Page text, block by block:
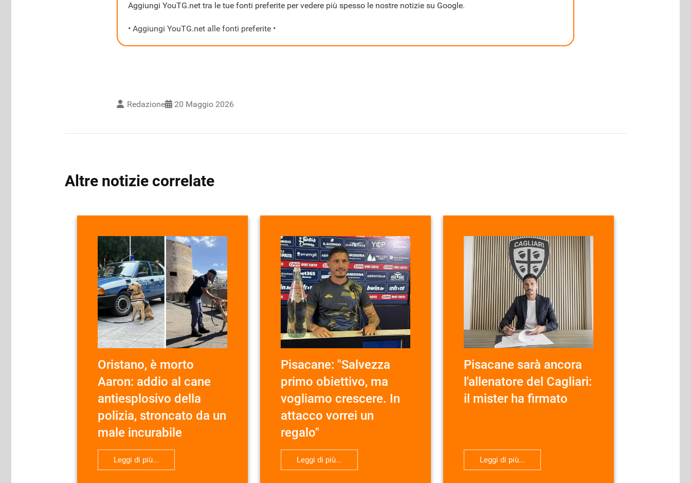
Aggiungi YouTG.net tra le tue fonti preferite per vedere più spesso le nostre notizie su Google.
• Aggiungi YouTG.net alle fonti preferite •
Redazione 20 Maggio 2026
Altre notizie correlate
Oristano, è morto
Aaron: addio al cane
antiesplosivo della
polizia, stroncato da un
male incurabile
Leggi di più...
Pisacane: "Salvezza
primo obiettivo, ma
vogliamo crescere. In
attacco vorrei un
regalo"
Leggi di più...
Pisacane sarà ancora
l'allenatore del Cagliari:
il mister ha firmato
Leggi di più...